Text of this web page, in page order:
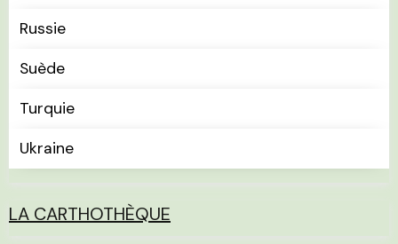
Russie
Suède
Turquie
Ukraine
LA CARTHOTHÈQUE